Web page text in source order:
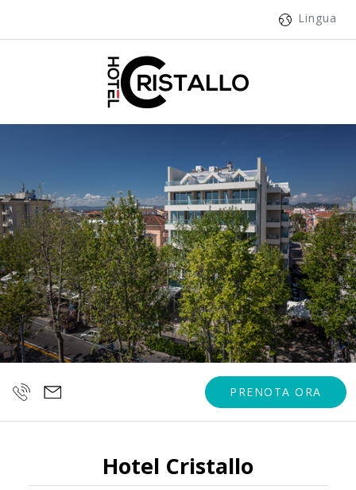
Lingua
PRENOTA ORA
Hotel Cristallo